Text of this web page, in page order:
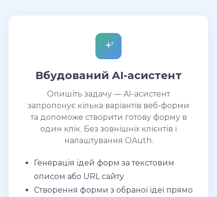
Вбудований AI-асистент
Опишіть задачу — AI-асистент
запропонує кілька варіантів веб-форми
та допоможе створити готову форму в
один клік. Без зовнішніх клієнтів і
налаштування OAuth.
Генерація ідей форм за текстовим
описом або URL сайту
Створення форми з обраної ідеї прямо